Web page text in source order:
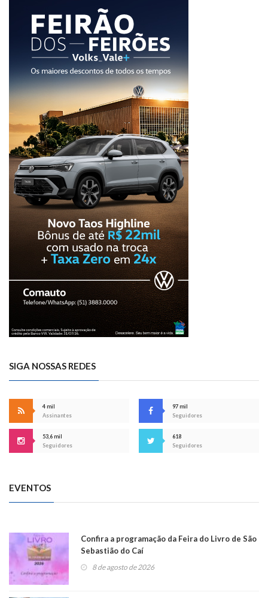
SIGA NOSSAS REDES
4 mil
Assinantes
97 mil
Seguidores
53,6 mil
Seguidores
618
Seguidores
EVENTOS
Confira a programação da Feira do Livro de São
Sebastião do Caí
8 de agosto de 2026